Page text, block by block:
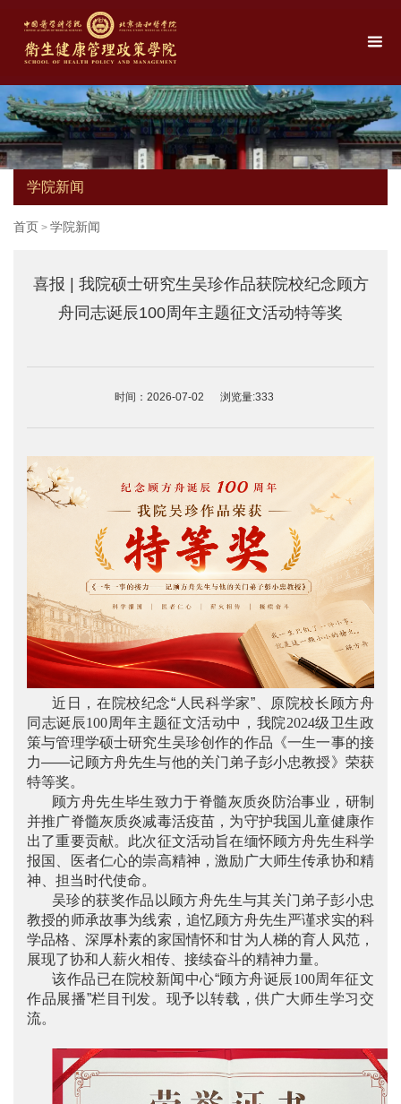
学院新闻
首页 > 学院新闻
喜报 | 我院硕士研究生吴珍作品获院校纪念顾方
舟同志诞辰100周年主题征文活动特等奖
时间：2026-07-02 浏览量:333
近日，在院校纪念“人民科学家”、原院校长顾方舟
同志诞辰100周年主题征文活动中，我院2024级卫生政
策与管理学硕士研究生吴珍创作的作品《一生一事的接
力——记顾方舟先生与他的关门弟子彭小忠教授》荣获
特等奖。
顾方舟先生毕生致力于脊髓灰质炎防治事业，研制
并推广脊髓灰质炎减毒活疫苗，为守护我国儿童健康作
出了重要贡献。此次征文活动旨在缅怀顾方舟先生科学
报国、医者仁心的崇高精神，激励广大师生传承协和精
神、担当时代使命。
吴珍的获奖作品以顾方舟先生与其关门弟子彭小忠
教授的师承故事为线索，追忆顾方舟先生严谨求实的科
学品格、深厚朴素的家国情怀和甘为人梯的育人风范，
展现了协和人薪火相传、接续奋斗的精神力量。
该作品已在院校新闻中心“顾方舟诞辰100周年征文
作品展播”栏目刊发。现予以转载，供广大师生学习交
流。